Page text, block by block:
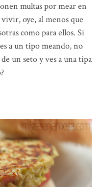
multas por mear en
oye, al menos que
como para ellos. Si
a un tipo meando, no
de un seto y ves a una tipa